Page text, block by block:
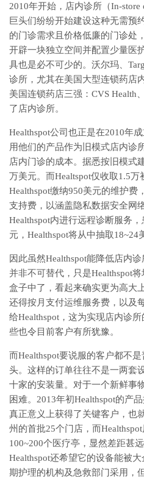
2010年开始，店内诊所（In-
巨头们纷纷开始建设这种无需预
的门诊需求且价格低廉的门诊处
开辟一块独立空间并配置少量医
具也是必不可少的。沃尔玛、
诊所，尤其在美国大型连锁药
美国连锁药店三强：CVS Health
了店内诊所。
Healthspot公司也正是在2010年
用他们的产品作为旧模式店内诊
店内门诊的成本。据悉按旧模式
万美元。而Healtspot仅收取1.5
Healthspot缴纳950美元的维护费
支持费，以涵盖隐私数据安全网
Healthspot内进行远程诊断服务
元，Healthspot将从中抽取18~24
因此虽然Healthspot能降低店内
并非不可替代，只是Healthspot
盒子中了，看起来确实更为高大
还得按月支付运维服务费，以及
给Healthspot，这为实现店内诊
些也令目前客户有所犹豫。
而Healthspot要说服的客户都不
头。这样的订单往往不是一两套
十家的安装量。对于一个新鲜事
困难。2013年初Healthspot的产
真正意义上获得了关键客户，也
州的首批25个门店，而
100~200个医疗亭，显然差距甚远
Healthspot还希望它的设备能被
期护理的机构及急救部门采用，